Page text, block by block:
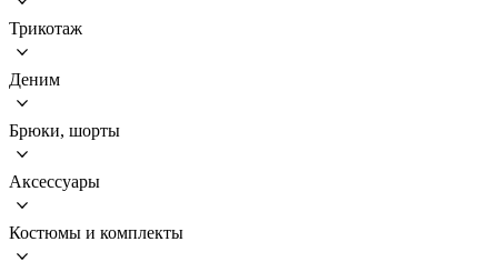
Трикотаж
Деним
Брюки, шорты
Аксессуары
Костюмы и комплекты